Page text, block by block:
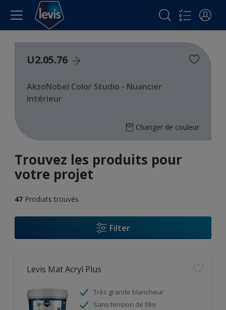
U2.05.76
AkzoNobel Color Studio - Nuancier
Intérieur
Changer de couleur
Trouvez les produits pour
votre projet
47 Produits trouvés
Filter
Levis Mat Acryl Plus
Très grande blancheur
Sans tension de film